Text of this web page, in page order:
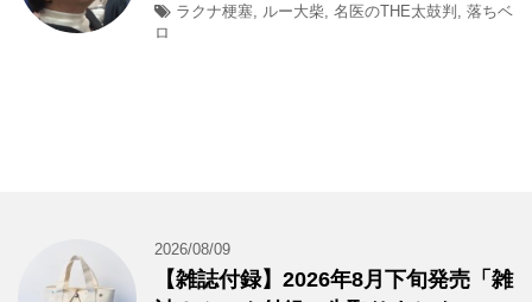
ラクナ梗塞, ルー大柴, 名医のTHE太鼓判 , 落ちベ
ロ
2026/08/09
【雑誌付録】2026年8月下旬発売「雑